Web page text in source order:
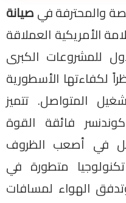
والمحترفة فيصيانة
الأمريكية العملاقة
للمشروعات الكبرى
لكفاءتها الأسطورية
المتواصل. تتميز
فائقة القوة
في أصعب الظروف
تكنولوجيا متطورة في
الهواء لمسافات